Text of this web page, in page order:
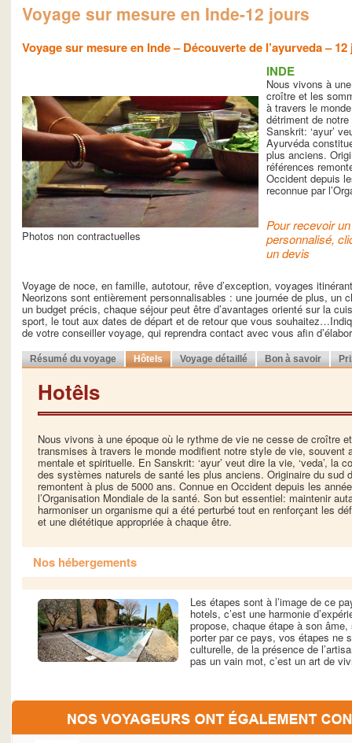
Voyage sur mesure en Inde-12 jours
Voyage sur mesure en Inde – Découverte de l’ayurveda –
Photos non contractuelles
INDE
Nous vivons à
croître et les
à travers le
détriment de
Sanskrit: ‘ayur’
Ayurvéda
plus anciens.
références
Occident depuis
reconnue par
Pour recevoir
personnalisé,
un devis
Voyage de noce, en famille, autotour, rêve d’exception, voyages
Neorizons sont entièrement personnalisables : une journée de plus, un
un budget précis, chaque séjour peut être d’avantages orienté sur la
sport, le tout aux dates de départ et de retour que vous
de votre conseiller voyage, qui reprendra contact avec vous afin
Résumé du voyage Hôtels Voyage détaillé Bon à savoir
Hotêls
Nous vivons à une époque où le rythme de vie ne cesse de croître
transmises à travers le monde modifient notre style de vie, souvent
mentale et spirituelle. En Sanskrit: ‘ayur’ veut dire la vie, ‘veda’, la
des systèmes naturels de santé les plus anciens. Originaire du sud
remontent à plus de 5000 ans. Connue en Occident depuis les
l’Organisation Mondiale de la santé. Son but essentiel: maintenir
harmoniser un organisme qui a été perturbé tout en renforçant les
et une diététique appropriée à chaque être.
Nos hébergements
Les étapes sont à l’image de ce
hotels, c’est une harmonie
propose, chaque étape à son
porter par ce pays, vos étapes ne
culturelle, de la présence de
pas un vain mot, c’est un art de